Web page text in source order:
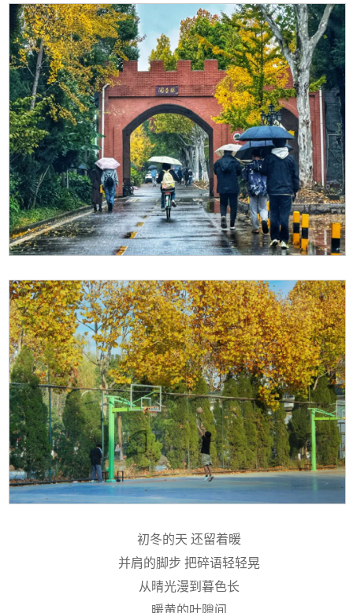
初冬的天 还留着暖
并肩的脚步 把碎语轻轻晃
从晴光漫到暮色长